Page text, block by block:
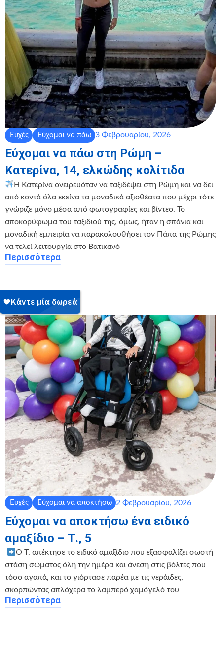
Ευχές Εύχομαι να πάω 3 Φεβρουαρίου, 2026
Εύχομαι να πάω στη Ρώμη –
Κατερίνα, 14, ελκώδης κολίτιδα
Η Κατερίνα ονειρευόταν να ταξιδέψει στη Ρώμη και να δει
από κοντά όλα εκείνα τα μοναδικά αξιοθέατα που μέχρι τότε
γνώριζε μόνο μέσα από φωτογραφίες και βίντεο. Το
αποκορύφωμα του ταξιδιού της, όμως, ήταν η σπάνια και
μοναδική εμπειρία να παρακολουθήσει τον Πάπα της Ρώμης
να τελεί λειτουργία στο Βατικανό
Περισσότερα
Ευχές Εύχομαι να αποκτήσω 2 Φεβρουαρίου, 2026
Εύχομαι να αποκτήσω ένα ειδικό
αμαξίδιο – Τ., 5
Ο Τ. απέκτησε το ειδικό αμαξίδιο που εξασφαλίζει σωστή
στάση σώματος όλη την ημέρα και άνεση στις βόλτες που
τόσο αγαπά, και το γιόρτασε παρέα με τις νεράιδες,
σκορπώντας απλόχερα το λαμπερό χαμόγελό του
Περισσότερα